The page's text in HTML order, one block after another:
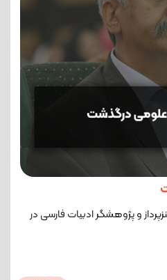
و پژوهشگر ادبیات فارسی در